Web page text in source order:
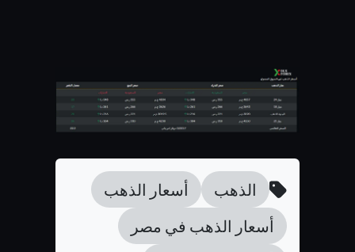
الذهب
أسعار الذهب
أسعار الذهب في مصر